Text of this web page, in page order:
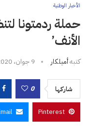
الأخبار الوطنية
حملة ردمتونا
الأنف’
كتبهأميلكار 9 جوان، 2020
شاركها 0
Pinterest